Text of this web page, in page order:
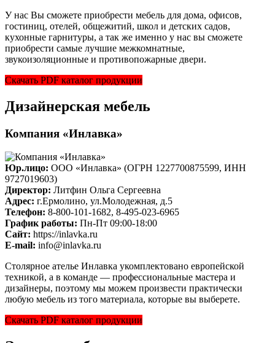
У нас Вы сможете приобрести мебель для дома, офисов,
гостиниц, отелей, общежитий, школ и детских садов,
кухонные гарнитуры, а так же именно у нас вы сможете
приобрести самые лучшие межкомнатные,
звукоизоляционные и противопожарные двери.
Скачать PDF каталог продукции
Дизайнерская мебель
Компания «Инлавка»
Юр.лицо: ООО «Инлавка» (ОГРН 1227700875599, ИНН
9727019603)
Директор: Литфин Ольга Сергеевна
Адрес: г.Ермолино, ул.Молодежная, д.5
Телефон: 8-800-101-1682, 8-495-023-6965
График работы: Пн-Пт 09:00-18:00
Cайт: https://inlavka.ru
E-mail: info@inlavka.ru
Столярное ателье Инлавка укомплектовано европейской
техникой, а в команде — профессиональные мастера и
дизайнеры, поэтому мы можем произвести практически
любую мебель из того материала, которые вы выберете.
Скачать PDF каталог продукции